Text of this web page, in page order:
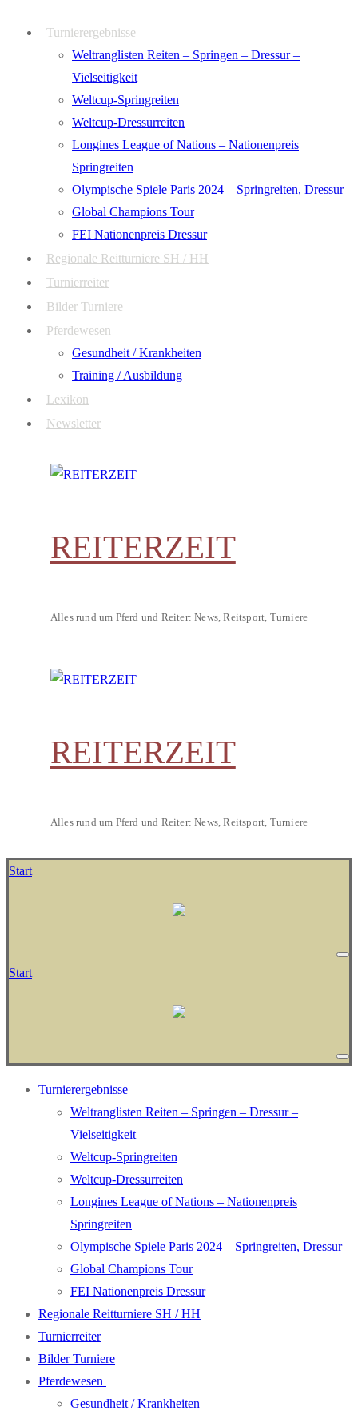
Turnierergebnisse
Weltranglisten Reiten – Springen – Dressur –
Vielseitigkeit
Weltcup-Springreiten
Weltcup-Dressurreiten
Longines League of Nations – Nationenpreis
Springreiten
Olympische Spiele Paris 2024 – Springreiten, Dressur
Global Champions Tour
FEI Nationenpreis Dressur
Regionale Reitturniere SH / HH
Turnierreiter
Bilder Turniere
Pferdewesen
Gesundheit / Krankheiten
Training / Ausbildung
Lexikon
Newsletter
REITERZEIT
Alles rund um Pferd und Reiter: News, Reitsport, Turniere
REITERZEIT
Alles rund um Pferd und Reiter: News, Reitsport, Turniere
Start
Start
Turnierergebnisse
Weltranglisten Reiten – Springen – Dressur –
Vielseitigkeit
Weltcup-Springreiten
Weltcup-Dressurreiten
Longines League of Nations – Nationenpreis
Springreiten
Olympische Spiele Paris 2024 – Springreiten, Dressur
Global Champions Tour
FEI Nationenpreis Dressur
Regionale Reitturniere SH / HH
Turnierreiter
Bilder Turniere
Pferdewesen
Gesundheit / Krankheiten